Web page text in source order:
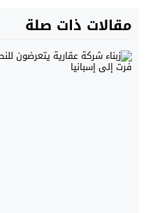
مقالات ذات صلة